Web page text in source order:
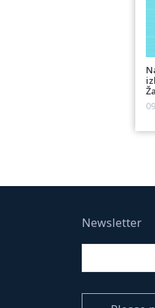
Newsletter